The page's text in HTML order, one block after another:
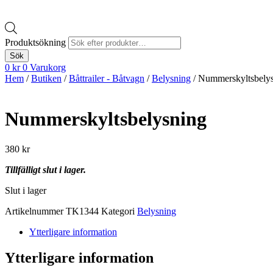
Produktsökning
Sök
0 kr 0 Varukorg
Hem /Butiken /Båttrailer - Båtvagn /Belysning /
Nummerskyltsbelysning
380 kr
Tillfälligt slut i lager.
Slut i lager
ArtikelnummerTK1344 Kategori Belysning
Ytterligare information
Ytterligare information